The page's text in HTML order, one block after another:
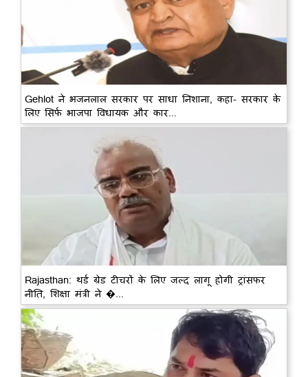
Gehlot ने भजनलाल सरकार पर साधा निशाना, कहा- सरकार के
लिए सिर्फ भाजपा विधायक और कार...
Rajasthan: थर्ड ग्रेड टीचरों के लिए जल्द लागू होगी ट्रांसफर
नीति, शिक्षा मंत्री ने �...